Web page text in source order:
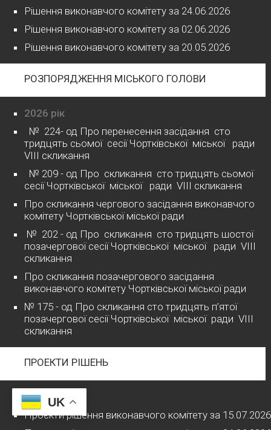
Рішення виконавчого комітету за 24.06.2026
Рішення виконавчого комітету за 02.06.2026
Рішення виконавчого комітету за 20.05.2026
РОЗПОРЯДЖЕННЯ МІСЬКОГО ГОЛОВИ
2026 рік
№ 224- од Про перенесення засідання сто
тридцять сьомої сесії Чортківської міської ради
VІІІ скликання
№ 209 - од Про скликання сто тридцять сьомої
сесії Чортківської міської ради VІІІ скликання
Про скликання чергового засідання виконавчого
комітету Чортківської міської ради
№ 202 - од Про скликання сто тридцять шостої
позачергової сесії Чортківської міської ради VІІІ
скликання
Про скликання позачергового засідання
виконавчого комітету Чортківської міської ради
№ 175 - од Про скликання сто тридцять п’ятої
позачергової сесії Чортківської міської ради VІІІ
скликання
ПРОЕКТИ РІШЕНЬ
2026 рік
Проєкти рішення виконавчого комітету за 15.07.2026
UK